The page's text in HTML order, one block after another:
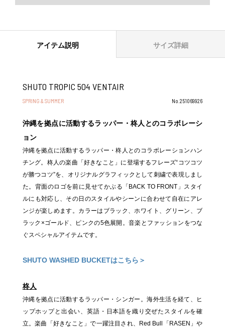
アイテム説明 サイズ詳細
SHUTO TROPIC 504 VENTAIR
SPRING & SUMMER No.251069926
沖縄を拠点に活動するラッパー・柊人とのコラボレーシ
ョン
沖縄を拠点に活動するラッパー・柊人とのコラボレーションハン
チング。柊人の楽曲「好きなこと」に登場するフレーズ“コツコツ
が勝つコツ”を、オリジナルグラフィックとして刺繍で表現しまし
た。背面のロゴを前に見せてかぶる「BACK TO FRONT」スタイ
ルにも対応し、その日のスタイルやシーンに合わせて自在にアレ
ンジが楽しめます。カラーはブラック、ホワイト、グリーン、ブ
ラック×ゴールド、ピンクの5色展開。音楽とファッションをつな
ぐスペシャルアイテムです。
SHUTO WASHED BUCKETはこちら＞
柊人
沖縄を拠点に活動するラッパー・シンガー。海外生活を経て、ヒ
ップホップと出会い、英語・日本語を織り交ぜたスタイルを確
立。楽曲「好きなこと」で一躍注目され、Red Bull「RASEN」や